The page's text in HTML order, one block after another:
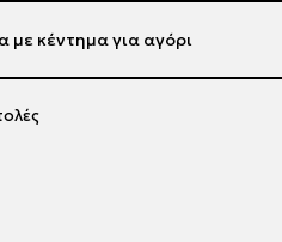
με κέντημα για αγόρι